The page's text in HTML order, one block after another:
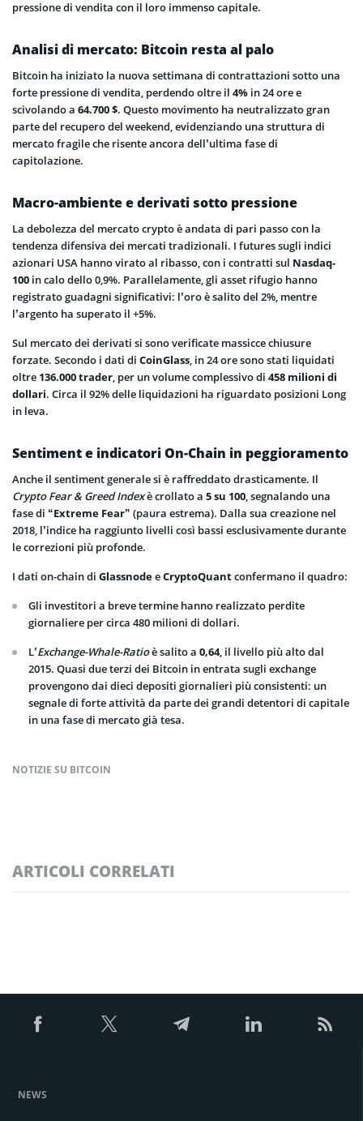
pressione di vendita con il loro immenso capitale.
Analisi di mercato: Bitcoin resta al palo
Bitcoin ha iniziato la nuova settimana di contrattazioni sotto una
forte pressione di vendita, perdendo oltre il 4% in 24 ore e
scivolando a 64.700 $. Questo movimento ha neutralizzato gran
parte del recupero del weekend, evidenziando una struttura di
mercato fragile che risente ancora dell’ultima fase di
capitolazione.
Macro-ambiente e derivati sotto pressione
La debolezza del mercato crypto è andata di pari passo con la
tendenza difensiva dei mercati tradizionali. I futures sugli indici
azionari USA hanno virato al ribasso, con i contratti sul Nasdaq-
100 in calo dello 0,9%. Parallelamente, gli asset rifugio hanno
registrato guadagni significativi: l’oro è salito del 2%, mentre
l’argento ha superato il +5%.
Sul mercato dei derivati si sono verificate massicce chiusure
forzate. Secondo i dati di CoinGlass, in 24 ore sono stati liquidati
oltre 136.000 trader, per un volume complessivo di 458 milioni di
dollari. Circa il 92% delle liquidazioni ha riguardato posizioni Long
in leva.
Sentiment e indicatori On-Chain in peggioramento
Anche il sentiment generale si è raffreddato drasticamente. Il
Crypto Fear & Greed Indexè crollato a 5 su 100, segnalando una
fase di “Extreme Fear” (paura estrema). Dalla sua creazione nel
2018, l’indice ha raggiunto livelli così bassi esclusivamente durante
le correzioni più profonde.
I dati on-chain di GlassnodeeCryptoQuantconfermano il quadro:
Gli investitori a breve termine hanno realizzato perdite
giornaliere per circa 480 milioni di dollari.
L’Exchange-Whale-Ratioè salito a 0,64, il livello più alto dal
2015. Quasi due terzi dei Bitcoin in entrata sugli exchange
provengono dai dieci depositi giornalieri più consistenti: un
segnale di forte attività da parte dei grandi detentori di capitale
in una fase di mercato già tesa.
NOTIZIE SU BITCOIN
ARTICOLI CORRELATI
NEWS